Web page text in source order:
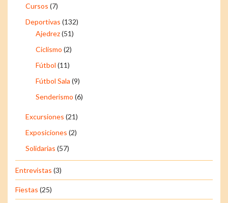
Cursos (7)
Deportivas (132)
Ajedrez(51)
Ciclismo (2)
Fútbol (11)
Fútbol Sala (9)
Senderismo (6)
Excursiones (21)
Exposiciones (2)
Solidarias (57)
Entrevistas (3)
Fiestas (25)